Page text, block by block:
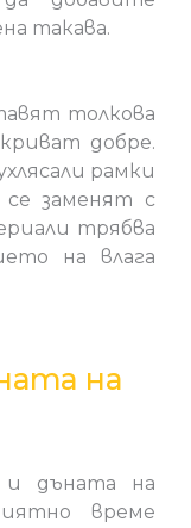
такава.
толкова
добре.
рамки
заменят с
трябва
на влага
на
дъната на
време